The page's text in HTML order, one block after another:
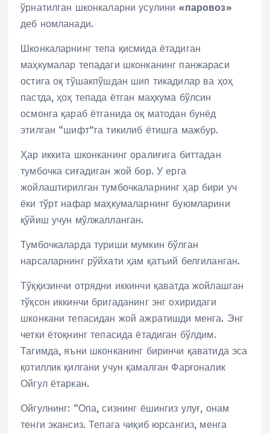
ўрнатилган шконкаларни усулини «паровоз»
деб номланади.
Шконкаларнинг тепа қисмида ётадиган
маҳкумалар тепадаги шконканинг панжараси
остига оқ тўшакпўшдан шип тикадилар ва ҳоҳ
пастда, ҳоҳ тепада ётган маҳкума бўлсин
осмонга қараб ётганида оқ матодан бунёд
этилган “шифт”га тикилиб ётишга мажбур.
Ҳар иккита шконканинг оралиғига биттадан
тумбочка сиғадиган жой бор. У ерга
жойлаштирилган тумбочкаларнинг ҳар бири уч
ёки тўрт нафар маҳкумаларнинг буюмларини
қўйиш учун мўлжалланган.
Тумбочкаларда туриши мумкин бўлган
нарсаларнинг рўйхати ҳам қатъий белгиланган.
Тўққизинчи отрядни иккинчи қаватда жойлашган
тўқсон иккинчи бригаданинг энг охиридаги
шконкани тепасидан жой ажратишди менга. Энг
четки ётоқнинг тепасида ётадиган бўлдим.
Тагимда, яъни шконканинг биринчи қаватида эса
қотиллик қилгани учун қамалган Фарғоналик
Ойгул ётаркан.
Ойгулнинг: “Опа, сизнинг ёшингиз улуғ, онам
тенги экансиз. Тепага чиқиб юрсангиз, менга